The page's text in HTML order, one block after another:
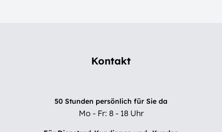
Kontakt
50 Stunden persönlich für Sie da
Mo - Fr: 8 - 18 Uhr